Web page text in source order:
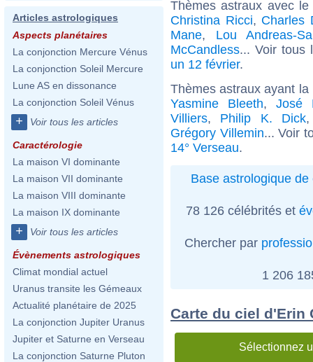
Articles astrologiques
Aspects planétaires
La conjonction Mercure Vénus
La conjonction Soleil Mercure
Lune AS en dissonance
La conjonction Soleil Vénus
+ Voir tous les articles
Caractérologie
La maison VI dominante
La maison VII dominante
La maison VIII dominante
La maison IX dominante
+ Voir tous les articles
Évènements astrologiques
Climat mondial actuel
Uranus transite les Gémeaux
Actualité planétaire de 2025
La conjonction Jupiter Uranus
Jupiter et Saturne en Verseau
La conjonction Saturne Pluton
Thèmes astraux avec
Christina Ricci, Charles
Mane, Lou Andreas-
McCandless... Voir tous
un 12 février.
Thèmes astraux ayant
Yasmine Bleeth,José
Villiers, Philip K. Dick
Grégory Villemin... Voir
14° Verseau.
Base astrologique de
78 126 célébrités et
Chercher par
1 206
Carte du ciel d'Erin
Sélectionnez